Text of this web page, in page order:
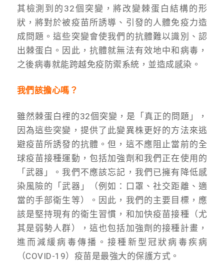
其檢測到的32個突變，將改變棘蛋白結構的形
狀，將對於被疫苗所誘導、引發的人體免疫力造
成問題。這些突變會使我們的抗體難以識別、認
出棘蛋白。因此，抗體就無法有效地中和病毒，
之後病毒就能跨越免疫防禦系統，並造成感染。
我們該擔心嗎？
雖然棘蛋白裡的32個突變，是「真正的問題」，
因為這些突變，提供了此變異株更好的方法來逃
避疫苗所誘發的抗體。但，這不應阻止當前的全
球疫苗接種運動，包括加強劑和我們正在使用的
「武器」。我們不應該忘記，我們已擁有降低感
染風險的「武器」（例如：口罩、社交距離、適
當的手部衛生等）。因此，我們的主要目標，應
該是堅持現有的衛生習慣，和加快疫苗接種（尤
其是弱勢人群），這也包括加強劑的接種計畫，
進而減緩病毒傳播。接種新型冠狀病毒疾病
（COVID-19）疫苗是最強大的保護方式。